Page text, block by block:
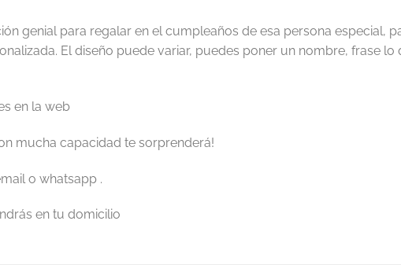
genial para regalar en el cumpleaños de esa persona especial,
El diseño puede variar, puedes poner un nombre, frase
en la web
mucha capacidad te sorprenderá!
o whatsapp .
en tu domicilio